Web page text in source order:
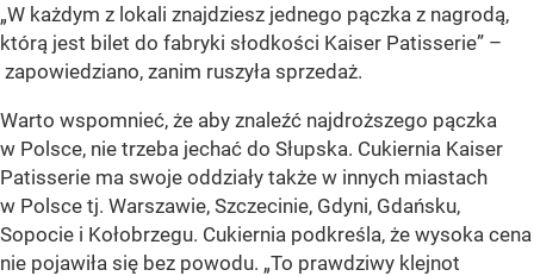
„W każdym z lokali znajdziesz jednego pączka z nagrodą,
którą jest bilet do fabryki słodkości Kaiser Patisserie” –
zapowiedziano, zanim ruszyła sprzedaż.
Warto wspomnieć, że aby znaleźć najdroższego pączka
w Polsce, nie trzeba jechać do Słupska. Cukiernia Kaiser
Patisserie ma swoje oddziały także w innych miastach
w Polsce tj. Warszawie, Szczecinie, Gdyni, Gdańsku,
Sopocie i Kołobrzegu. Cukiernia podkreśla, że wysoka cena
nie pojawiła się bez powodu. „To prawdziwy klejnot